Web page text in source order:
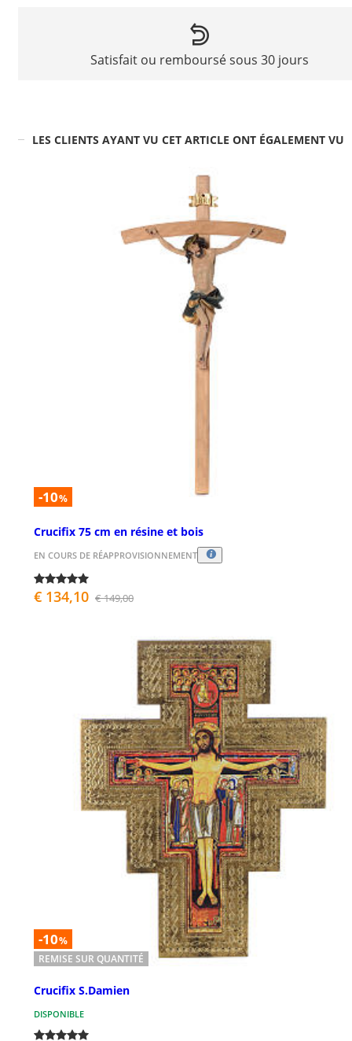
Satisfait ou remboursé sous 30 jours
LES CLIENTS AYANT VU CET ARTICLE ONT ÉGALEMENT VU
-10%
Crucifix 75 cm en résine et bois
EN COURS DE RÉAPPROVISIONNEMENT
€ 134,10 € 149,00
-10%
REMISE SUR QUANTITÉ
Crucifix S.Damien
DISPONIBLE